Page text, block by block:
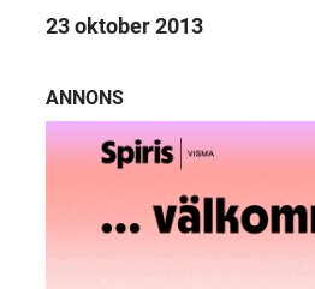
23 oktober 2013
ANNONS